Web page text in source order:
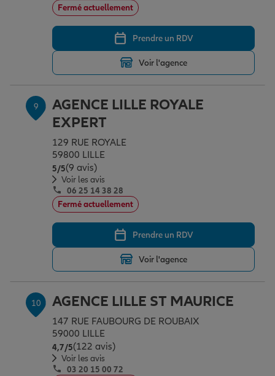
Fermé actuellement
Prendre un RDV
Voir l'agence
9
AGENCE LILLE ROYALE
EXPERT
129 RUE ROYALE
59800 LILLE
5/5Note de 5 sur 5
(9 avis)
Voir les avis
06 25 14 38 28
Fermé actuellement
Prendre un RDV
Voir l'agence
10 AGENCE LILLE ST MAURICE
147 RUE FAUBOURG DE ROUBAIX
59000 LILLE
4,7/5Note de 4.7 sur 5
(122 avis)
Voir les avis
03 20 15 00 72